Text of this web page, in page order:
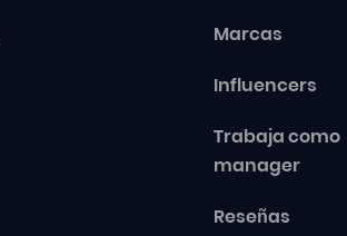
Marcas
Influencers
Trabaja como
manager
Reseñas